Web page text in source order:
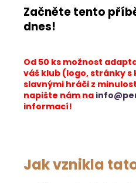
Začněte tento
dnes!
Od 50 ks možnost
váš klub (logo, stránky
slavnými hráči z
napište nám na
informací!
Jak vznikla